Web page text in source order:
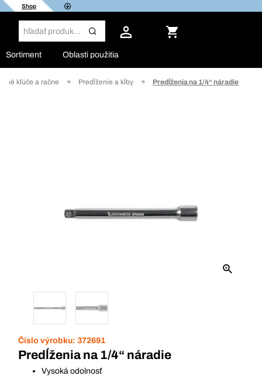
Shop
Sortiment Oblasti použitia
kľúče a račne Predĺženie a kĺby Predĺženia na 1/4“ náradie
Číslo výrobku: 372691
Predĺženia na 1/4“ náradie
Vysoká odolnosť